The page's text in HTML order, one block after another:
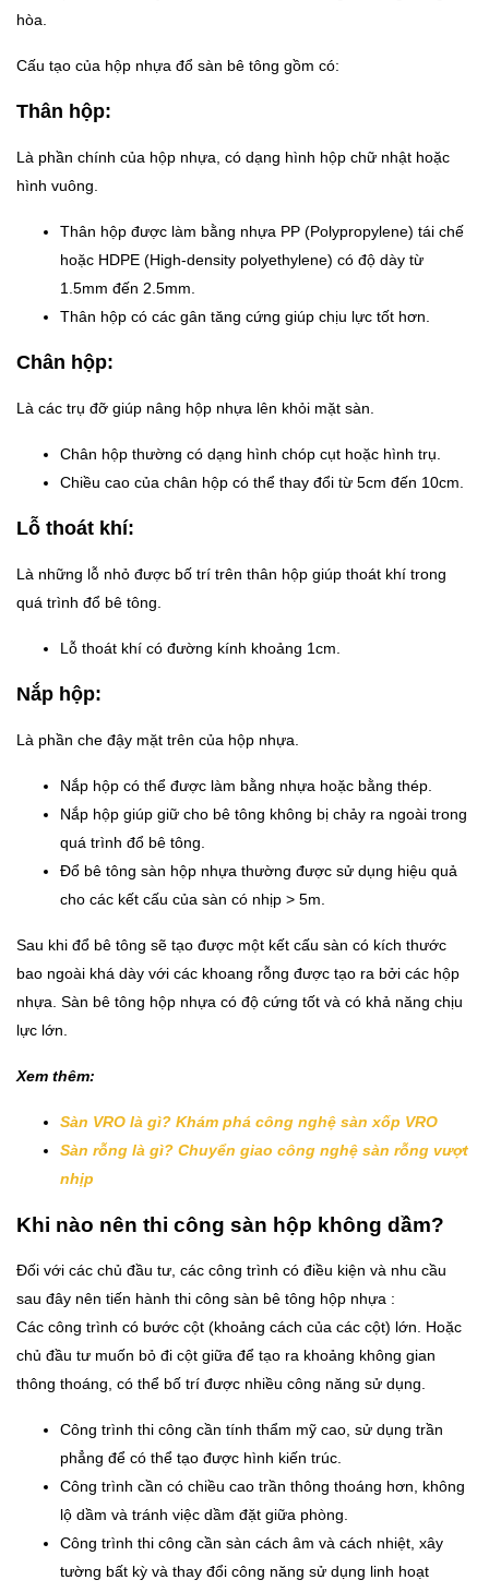
hòa.
Cấu tạo của hộp nhựa đổ sàn bê tông gồm có:
Thân hộp:
Là phần chính của hộp nhựa, có dạng hình hộp chữ nhật hoặc
hình vuông.
Thân hộp được làm bằng nhựa PP (Polypropylene) tái chế
hoặc HDPE (High-density polyethylene) có độ dày từ
1.5mm đến 2.5mm.
Thân hộp có các gân tăng cứng giúp chịu lực tốt hơn.
Chân hộp:
Là các trụ đỡ giúp nâng hộp nhựa lên khỏi mặt sàn.
Chân hộp thường có dạng hình chóp cụt hoặc hình trụ.
Chiều cao của chân hộp có thể thay đổi từ 5cm đến 10cm.
Lỗ thoát khí:
Là những lỗ nhỏ được bố trí trên thân hộp giúp thoát khí trong
quá trình đổ bê tông.
Lỗ thoát khí có đường kính khoảng 1cm.
Nắp hộp:
Là phần che đậy mặt trên của hộp nhựa.
Nắp hộp có thể được làm bằng nhựa hoặc bằng thép.
Nắp hộp giúp giữ cho bê tông không bị chảy ra ngoài trong
quá trình đổ bê tông.
Đổ bê tông sàn hộp nhựa thường được sử dụng hiệu quả
cho các kết cấu của sàn có nhịp > 5m.
Sau khi đổ bê tông sẽ tạo được một kết cấu sàn có kích thước
bao ngoài khá dày với các khoang rỗng được tạo ra bởi các hộp
nhựa. Sàn bê tông hộp nhựa có độ cứng tốt và có khả năng chịu
lực lớn.
Xem thêm:
Sàn VRO là gì? Khám phá công nghệ sàn xốp VRO
Sàn rỗng là gì? Chuyển giao công nghệ sàn rỗng vượt
nhịp
Khi nào nên thi công sàn hộp không dầm?
Đối với các chủ đầu tư, các công trình có điều kiện và nhu cầu
sau đây nên tiến hành thi công sàn bê tông hộp nhựa :
Các công trình có bước cột (khoảng cách của các cột) lớn. Hoặc
chủ đầu tư muốn bỏ đi cột giữa để tạo ra khoảng không gian
thông thoáng, có thể bố trí được nhiều công năng sử dụng.
Công trình thi công cần tính thẩm mỹ cao, sử dụng trần
phẳng để có thể tạo được hình kiến trúc.
Công trình cần có chiều cao trần thông thoáng hơn, không
lộ dầm và tránh việc dầm đặt giữa phòng.
Công trình thi công cần sàn cách âm và cách nhiệt, xây
tường bất kỳ và thay đổi công năng sử dụng linh hoạt